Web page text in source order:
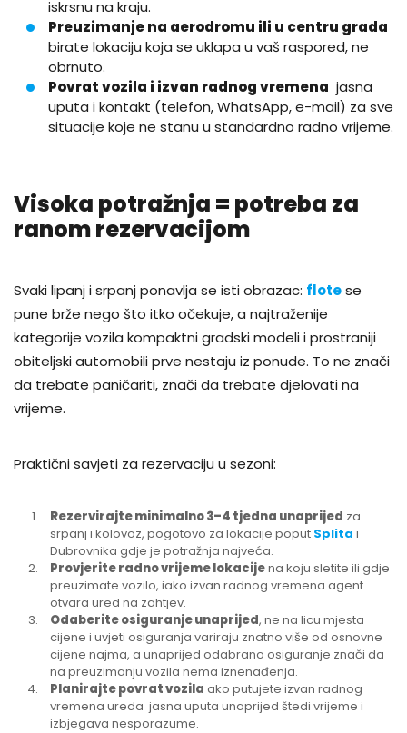
iskrsnu na kraju.
Preuzimanje na aerodromu ili u centru grada
birate lokaciju koja se uklapa u vaš raspored, ne
obrnuto.
Povrat vozila i izvan radnog vremena jasna
uputa i kontakt (telefon, WhatsApp, e-mail) za sve
situacije koje ne stanu u standardno radno vrijeme.
Visoka potražnja = potreba za
ranom rezervacijom
Svaki lipanj i srpanj ponavlja se isti obrazac: flotese
pune brže nego što itko očekuje, a najtraženije
kategorije vozila kompaktni gradski modeli i prostraniji
obiteljski automobili prve nestaju iz ponude. To ne znači
da trebate paničariti, znači da trebate djelovati na
vrijeme.
Praktični savjeti za rezervaciju u sezoni:
Rezervirajte minimalno 3–4 tjedna unaprijed za
srpanj i kolovoz, pogotovo za lokacije poput Splita i
Dubrovnika gdje je potražnja najveća.
Provjerite radno vrijeme lokacijena koju sletite ili gdje
preuzimate vozilo, iako izvan radnog vremena agent
otvara ured na zahtjev.
Odaberite osiguranje unaprijed, ne na licu mjesta
cijene i uvjeti osiguranja variraju znatno više od osnovne
cijene najma, a unaprijed odabrano osiguranje znači da
na preuzimanju vozila nema iznenađenja.
Planirajte povrat vozila ako putujete izvan radnog
vremena ureda jasna uputa unaprijed štedi vrijeme i
izbjegava nesporazume.